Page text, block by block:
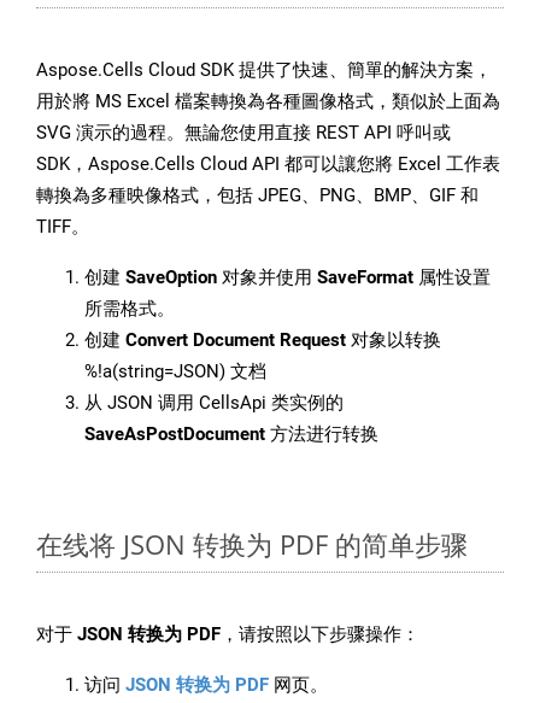
Aspose.Cells Cloud SDK 提供了快速、簡單的解決方案，
用於將 MS Excel 檔案轉換為各種圖像格式，類似於上面為
SVG 演示的過程。無論您使用直接 REST API 呼叫或
SDK，Aspose.Cells Cloud API 都可以讓您將 Excel 工作表
轉換為多種映像格式，包括 JPEG、PNG、BMP、GIF 和
TIFF。
创建 SaveOption 对象并使用 SaveFormat 属性设置
所需格式。
创建 Convert Document Request 对象以转换
%!a(string=JSON) 文档
从 JSON 调用 CellsApi 类实例的
SaveAsPostDocument 方法进行转换
在线将 JSON 转换为 PDF 的简单步骤
对于 JSON 转换为 PDF ，请按照以下步骤操作：
访问 JSON 转换为 PDF 网页。